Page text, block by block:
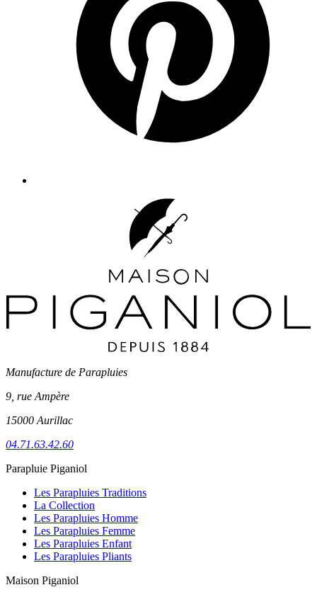
Manufacture de Parapluies
9, rue Ampère
15000 Aurillac
04.71.63.42.60
Parapluie Piganiol
Les Parapluies Traditions
La Collection
Les Parapluies Homme
Les Parapluies Femme
Les Parapluies Enfant
Les Parapluies Pliants
Maison Piganiol